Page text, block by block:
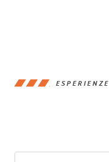
ESPERIENZE